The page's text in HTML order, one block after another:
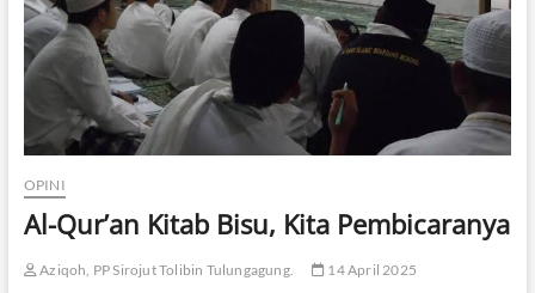
OPINI
Al-Qur’an Kitab Bisu, Kita Pembicaranya
Aziqoh, PP Sirojut Tolibin Tulungagung.
14 April 2025